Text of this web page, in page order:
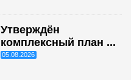
Утверждён
комплексный план ...
05.08.2026